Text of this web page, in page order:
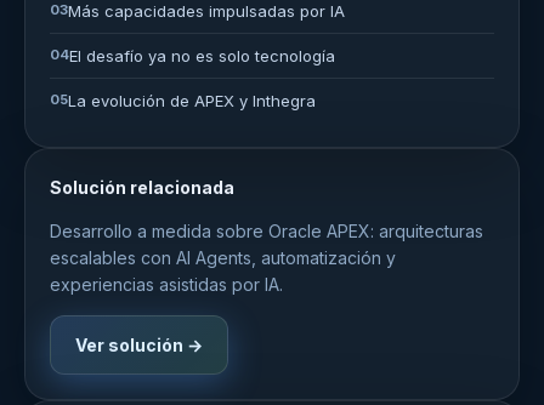
03Más capacidades impulsadas por IA
04El desafío ya no es solo tecnología
05La evolución de APEX y Inthegra
Solución relacionada
Desarrollo a medida sobre Oracle APEX: arquitecturas
escalables con AI Agents, automatización y
experiencias asistidas por IA.
Ver solución →